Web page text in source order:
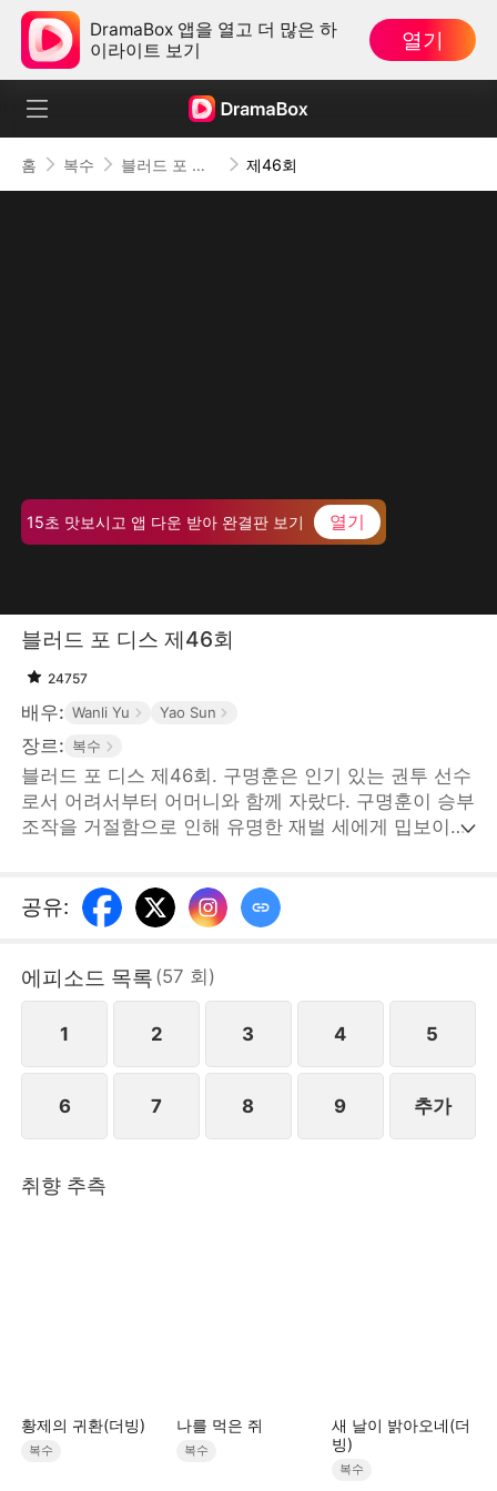
DramaBox 앱을 열고 더 많은 하
이라이트 보기
열기
홈 복수 블러드 포 디스 제46회
15초 맛보시고 앱 다운 받아 완결판 보기 열기
블러드 포 디스 제46회
24757
배우: Wanli Yu Yao Sun
장르: 복수
블러드 포 디스 제46회. 구명훈은 인기 있는 권투 선수
로서 어려서부터 어머니와 함께 자랐다. 구명훈이 승부
조작을 거절함으로 인해 유명한 재벌 세에게 밉보이고
PTE.LTD
공유:
에피소드 목록 (57 회 )
1 2 3 4 5
6 7 8 9 추가
취향 추측
황제의 귀환(더빙)
복수
나를 먹은 쥐
복수
새 날이 밝아오네(더
빙)
복수